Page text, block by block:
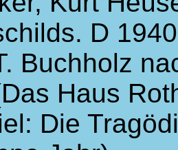
D
Buchholz
Haus
Die